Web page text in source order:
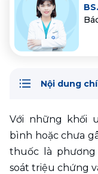
Nội dung
Với những khối
bình hoặc chưa
thuốc là
soát triệu chứng